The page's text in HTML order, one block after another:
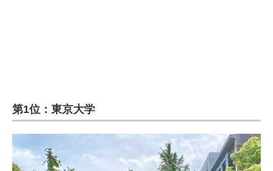
第1位：東京大学